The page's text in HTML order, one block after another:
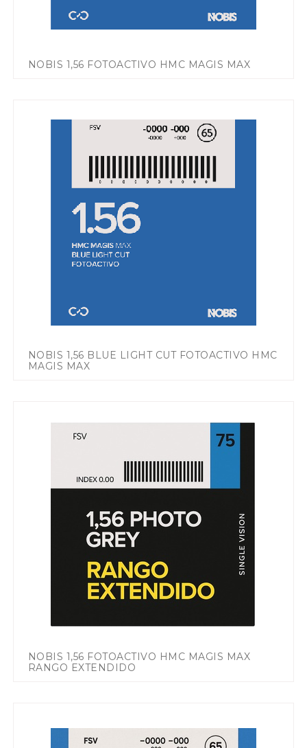
NOBIS 1,56 FOTOACTIVO HMC MAGIS MAX
NOBIS 1,56 BLUE LIGHT CUT FOTOACTIVO HMC
MAGIS MAX
NOBIS 1,56 FOTOACTIVO HMC MAGIS MAX
RANGO EXTENDIDO